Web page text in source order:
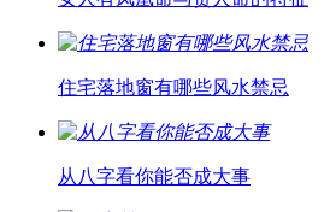
住宅落地窗有哪些风水禁忌
从八字看你能否成大事